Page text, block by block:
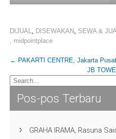
DIJUAL, DISEWAKAN, SEWA &
, midpointplace
Post
navigation
← PAKARTI CENTRE, Jakarta Pusat
JB
Pos-pos Terbaru
GRAHA IRAMA, Rasuna